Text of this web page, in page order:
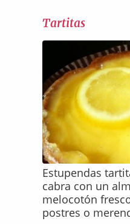
Tartitas
Estupendas
cabra con un
melocotón
postres o